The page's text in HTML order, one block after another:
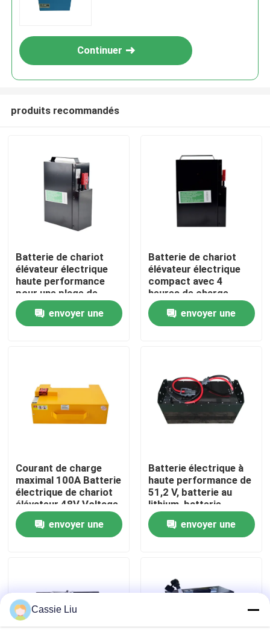
Maison
Produits
Visite d'usine
Demandez une citation
batterie au lithium de chariot élévateur
Batterie de chariot élévateur au lithium-ion de 48 volts
Batterie de camion de palette
Continuer
produits recommandés
Batterie de chariot
élévateur électrique
haute performance
pour une plage de
température de -20 °C
à 50 °C envoyer une
Batterie de chariot
élévateur électrique
compact avec 4
heures de charge
185*84.5*250mm
envoyer une
Courant de charge
maximal 100A Batterie
électrique de chariot
élévateur 48V Voltage
pour des
performances
optimales
envoyer une
Batterie électrique à
haute performance de
51,2 V, batterie au
lithium, batterie
LiFePO4
envoyer une
Cassie Liu